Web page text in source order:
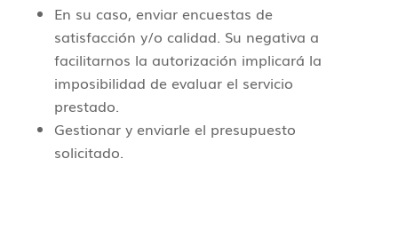
En su caso, enviar encuestas de
satisfacción y/o calidad. Su negativa a
facilitarnos la autorización implicará la
imposibilidad de evaluar el servicio
prestado.
Gestionar y enviarle el presupuesto
solicitado.